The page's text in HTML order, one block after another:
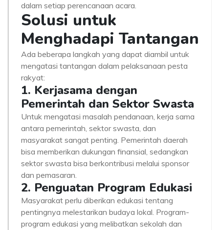
dalam setiap perencanaan acara.
Solusi untuk
Menghadapi Tantangan
Ada beberapa langkah yang dapat diambil untuk
mengatasi tantangan dalam pelaksanaan pesta
rakyat:
1. Kerjasama dengan
Pemerintah dan Sektor Swasta
Untuk mengatasi masalah pendanaan, kerja sama
antara pemerintah, sektor swasta, dan
masyarakat sangat penting. Pemerintah daerah
bisa memberikan dukungan finansial, sedangkan
sektor swasta bisa berkontribusi melalui sponsor
dan pemasaran.
2. Penguatan Program Edukasi
Masyarakat perlu diberikan edukasi tentang
pentingnya melestarikan budaya lokal. Program-
program edukasi yang melibatkan sekolah dan